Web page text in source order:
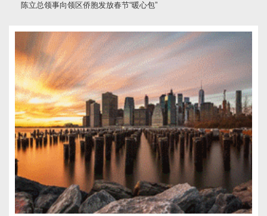
陈立总领事向领区侨胞发放春节“暖心包”